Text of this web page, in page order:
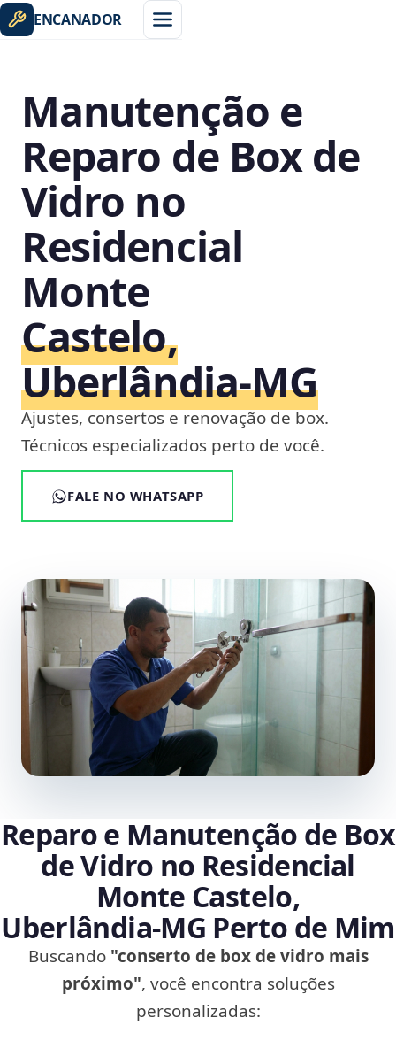
ENCANADOR
Manutenção e
Reparo de Box de
Vidro no
Residencial
Monte
Castelo,
Uberlândia‑MG
Ajustes, consertos e renovação de box.
Técnicos especializados perto de você.
FALE NO WHATSAPP
Reparo e Manutenção de Box
de Vidro no Residencial
Monte Castelo,
Uberlândia‑MG Perto de Mim
Buscando "conserto de box de vidro mais
próximo", você encontra soluções
personalizadas: